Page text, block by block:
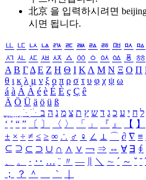
北京 을 입력하시려면
시면 됩니다.
ㅥ ㅦ ㅧ ㅨ ㅩ ㅪ ㅫ ㅬ ㅭ ㅮ ㅯ ㅰ
ㅺ ㅻ ㅼ ㅽ ㅾ ㅿ ㆀ ㆁ ㆂ ㆃ ㆄ ㆅ
Α Β ΓΔ Ε Ζ Η Θ Ι ΚΛ Μ Ν Ξ Ο Π
θ ι κ λ μ ν ξ ο π ρ σ τ υ φ χ ψ ω
á à Á À é è É È ç Ç ê
Ä Ö Ü ä ö ü ß
ִֶֹ ֻּ ׁׂ ל ח י ע כ ג ד ש ץ ת צ מ נ ה ב
‘ ’ “ ” 〔 〕 〈 〉 「 」 『 』 【 】
± × ÷ ≠ ≤ ≥ ∞ ∴ ♂ ♀ ∠ ⊥ ⌒ ∂ ∇ ≡
⊆ ⊇ ⊂ ⊃ ∪ ∩ ∧ ∨ ￢ ⇒ ⇔ ∀ ∃ ∮
、
。 · ‥ … ¨ 〃 ― ＼ ∼ ´ ～ ˇ ˘
；
？ ＾ ｀